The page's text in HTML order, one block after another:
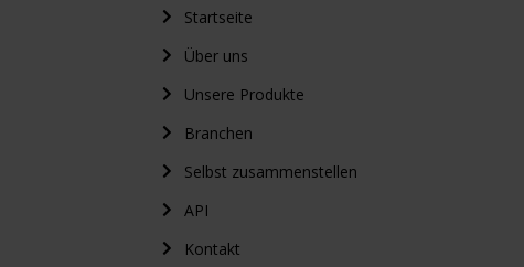
Startseite
Über uns
Unsere Produkte
Branchen
Selbst zusammenstellen
API
Kontakt